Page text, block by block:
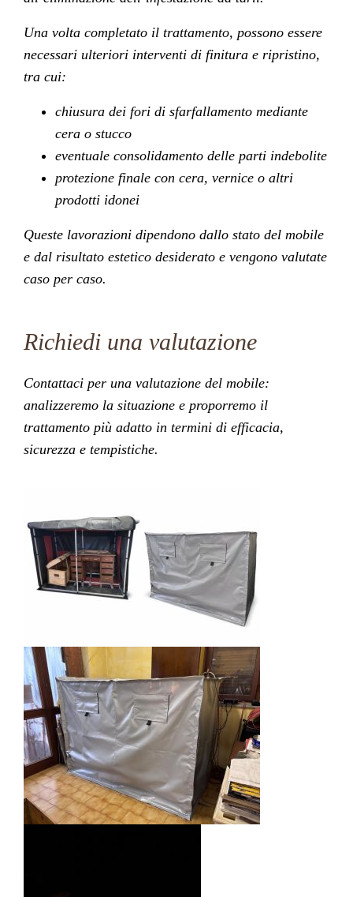
Una volta completato il trattamento, possono essere
necessari ulteriori interventi di finitura e ripristino,
tra cui:
chiusura dei fori di sfarfallamento mediante
cera o stucco
eventuale consolidamento delle parti indebolite
protezione finale con cera, vernice o altri
prodotti idonei
Queste lavorazioni dipendono dallo stato del mobile
e dal risultato estetico desiderato e vengono valutate
caso per caso.
Richiedi una valutazione
Contattaci per una valutazione del mobile:
analizzeremo la situazione e proporremo il
trattamento più adatto in termini di efficacia,
sicurezza e tempistiche.